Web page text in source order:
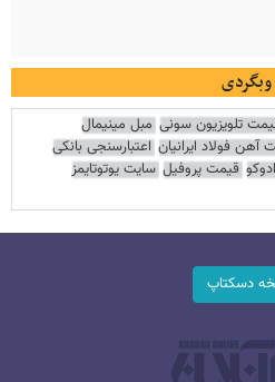
وبگردی
تلویزیون سونی مبل مینیمال
آهن فولاد ایرانیان اعتبارسنجی بانکی
قیمت پروفیل سایت یوتوتایمز
دسکتاپ